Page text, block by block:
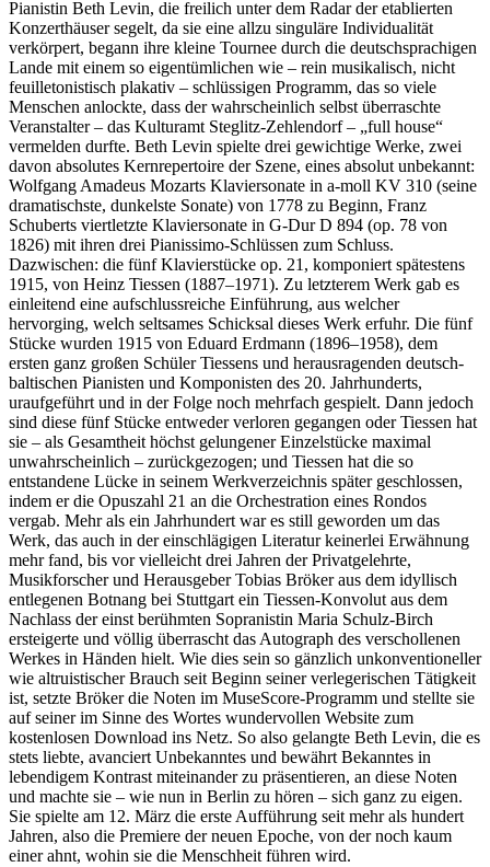
Pianistin Beth Levin, die freilich unter dem Radar der etablierten
Konzerthäuser segelt, da sie eine allzu singuläre Individualität
verkörpert, begann ihre kleine Tournee durch die deutschsprachigen
Lande mit einem so eigentümlichen wie – rein musikalisch, nicht
feuilletonistisch plakativ – schlüssigen Programm, das so viele
Menschen anlockte, dass der wahrscheinlich selbst überraschte
Veranstalter – das Kulturamt Steglitz-Zehlendorf – „full house“
vermelden durfte. Beth Levin spielte drei gewichtige Werke, zwei
davon absolutes Kernrepertoire der Szene, eines absolut unbekannt:
Wolfgang Amadeus Mozarts Klaviersonate in a-moll KV 310 (seine
dramatischste, dunkelste Sonate) von 1778 zu Beginn, Franz
Schuberts viertletzte Klaviersonate in G-Dur D 894 (op. 78 von
1826) mit ihren drei Pianissimo-Schlüssen zum Schluss.
Dazwischen: die fünf Klavierstücke op. 21, komponiert spätestens
1915, von Heinz Tiessen (1887–1971). Zu letzterem Werk gab es
einleitend eine aufschlussreiche Einführung, aus welcher
hervorging, welch seltsames Schicksal dieses Werk erfuhr. Die fünf
Stücke wurden 1915 von Eduard Erdmann (1896–1958), dem
ersten ganz großen Schüler Tiessens und herausragenden deutsch-
baltischen Pianisten und Komponisten des 20. Jahrhunderts,
uraufgeführt und in der Folge noch mehrfach gespielt. Dann jedoch
sind diese fünf Stücke entweder verloren gegangen oder Tiessen hat
sie – als Gesamtheit höchst gelungener Einzelstücke maximal
unwahrscheinlich – zurückgezogen; und Tiessen hat die so
entstandene Lücke in seinem Werkverzeichnis später geschlossen,
indem er die Opuszahl 21 an die Orchestration eines Rondos
vergab. Mehr als ein Jahrhundert war es still geworden um das
Werk, das auch in der einschlägigen Literatur keinerlei Erwähnung
mehr fand, bis vor vielleicht drei Jahren der Privatgelehrte,
Musikforscher und Herausgeber Tobias Bröker aus dem idyllisch
entlegenen Botnang bei Stuttgart ein Tiessen-Konvolut aus dem
Nachlass der einst berühmten Sopranistin Maria Schulz-Birch
ersteigerte und völlig überrascht das Autograph des verschollenen
Werkes in Händen hielt. Wie dies sein so gänzlich unkonventioneller
wie altruistischer Brauch seit Beginn seiner verlegerischen Tätigkeit
ist, setzte Bröker die Noten im MuseScore-Programm und stellte sie
auf seiner im Sinne des Wortes wundervollen Website zum
kostenlosen Download ins Netz. So also gelangte Beth Levin, die es
stets liebte, avanciert Unbekanntes und bewährt Bekanntes in
lebendigem Kontrast miteinander zu präsentieren, an diese Noten
und machte sie – wie nun in Berlin zu hören – sich ganz zu eigen.
Sie spielte am 12. März die erste Aufführung seit mehr als hundert
Jahren, also die Premiere der neuen Epoche, von der noch kaum
einer ahnt, wohin sie die Menschheit führen wird.